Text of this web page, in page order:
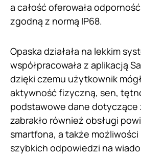
a całość oferowała
zgodną z normą IP68.
Opaska działała na lekkim
współpracowała z aplikacją
dzięki czemu użytkownik
aktywność fizyczną, sen,
podstawowe dane dotyczące
zabrakło również obsługi
smartfona, a także
szybkich odpowiedzi na